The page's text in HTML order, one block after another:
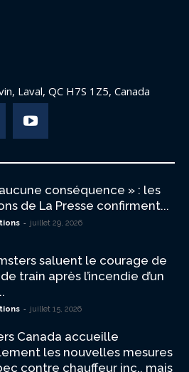
Laval, QC H7S 1Z5, Canada
aucune conséquence » : les
de La Presse confirment...
- juillet 29, 2026
saluent le courage de
train après l’incendie d’un
- juillet 15, 2026
Canada accueille
les nouvelles mesures
contre chauffeur inc., mais